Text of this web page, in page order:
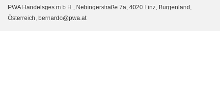
PWA Handelsges.m.b.H., Nebingerstraße 7a, 4020 Linz, Burgenland,
Österreich, bernardo@pwa.at